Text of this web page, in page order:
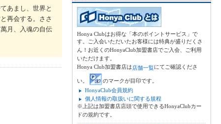
あまし、世界と
再会する。ささ
月、入魂の自伝
Honya Clubはお得な「本のポイントサービス」で
す。ご入会いただいたお客様には特典が盛りだくさ
ん！お近くのHonyaClub加盟書店でご入会、ご利用
いただけます。
Honya Club加盟書店は店舗一覧にてご確認くださ
い。
のマークが目印です。
HonyaClub会員規約
個人情報の取扱いに関する規程
※上記は加盟書店店頭で使用できるHonyaClubカー
ドの規約です。